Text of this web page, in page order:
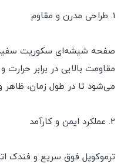
1. طراحی مدرن و مقاوم
صفحه شیشه‌ای سکوریت سفید
مقاومت بالایی در برابر
می‌شود تا در طول زمان،
2. عملکرد ایمن و کارآمد
ترموکوپل فوق سریع و فندک